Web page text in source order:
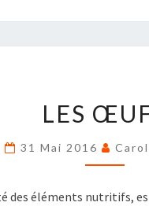
ŒUFS
LES
31 Mai 2016
des éléments nutritifs,